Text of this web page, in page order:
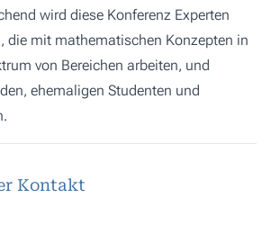
wird diese Konferenz Experten
die mit mathematischen Konzepten in
von Bereichen arbeiten, und
ehemaligen Studenten und
Kontakt